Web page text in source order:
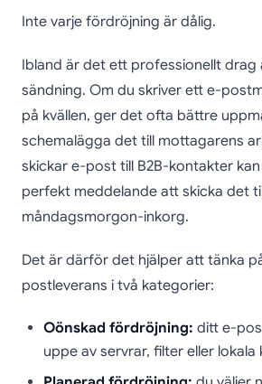
Inte varje fördröjning är dålig.
Ibland är det ett professionellt
sändning. Om du skriver ett e-
på kvällen, ger det ofta bättre
schemalägga det till mottagarens
skickar e-post till B2B-kontakter
perfekt meddelande att skicka det
måndagsmorgon-inkorg.
Det är därför det hjälper att tänka
postleverans i två kategorier:
Oönskad fördröjning: ditt e-
uppe av servrar, filter eller lokala